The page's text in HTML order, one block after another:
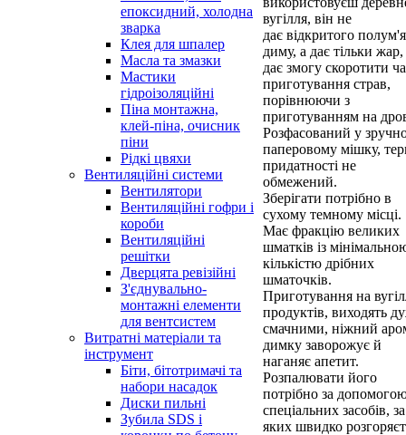
епоксидний, холодна
зварка
Клея для шпалер
Масла та змазки
Мастики
гідроізоляційні
Піна монтажна,
клей-піна, очисник
піни
Рідкі цвяхи
Вентиляційні системи
Вентилятори
Вентиляційні гофри і
короби
Вентиляційні
решітки
Дверцята ревізійні
З'єднувально-
монтажні елементи
для вентсистем
Витратні матеріали та
інструмент
Біти, бітотримачі та
набори насадок
Диски пильні
Зубила SDS і
вугілля, він не
дає відкритого полум'я
диму, а дає тільки
дає змогу скоротити
приготування страв,
порівнюючи з
приготуванням на
Розфасований у
паперовому мішку,
придатності не
обмежений.
Зберігати потрібно в
сухому темному місці.
Має фракцію великих
шматків із
кількістю дрібних
шматочків.
Приготування на
продуктів, виходять
смачними, ніжний
димку заворожує й
наганяє апетит.
Розпалювати його
потрібно за
спеціальних засобів, за
яких швидко